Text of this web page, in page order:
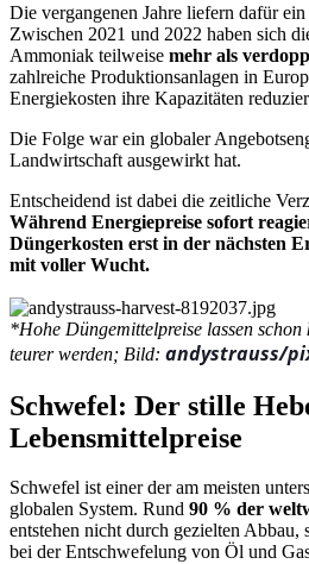
Die vergangenen Jahre liefern dafür
Zwischen 2021 und 2022 haben sich
Ammoniak teilweise mehr als
zahlreiche Produktionsanlagen in
Energiekosten ihre Kapazitäten
Die Folge war ein globaler
Landwirtschaft ausgewirkt hat.
Entscheidend ist dabei die zeitliche
Während Energiepreise sofort
Düngerkosten erst in der nächsten
mit voller Wucht.
*Hohe Düngemittelpreise lassen
teurer werden; Bild: andystrauss/
Schwefel: Der stille
Lebensmittelpreise
Schwefel ist einer der am meisten
globalen System. Rund 90 % der
entstehen nicht durch gezielten Abbau,
bei der Entschwefelung von Öl und